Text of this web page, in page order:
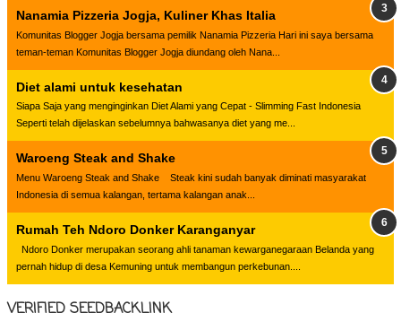
Nanamia Pizzeria Jogja, Kuliner Khas Italia
Komunitas Blogger Jogja bersama pemilik Nanamia Pizzeria Hari ini saya bersama
teman-teman Komunitas Blogger Jogja diundang oleh Nana...
Diet alami untuk kesehatan
Siapa Saja yang menginginkan Diet Alami yang Cepat - Slimming Fast Indonesia
Seperti telah dijelaskan sebelumnya bahwasanya diet yang me...
Waroeng Steak and Shake
Menu Waroeng Steak and Shake Steak kini sudah banyak diminati masyarakat
Indonesia di semua kalangan, tertama kalangan anak...
Rumah Teh Ndoro Donker Karanganyar
Ndoro Donker merupakan seorang ahli tanaman kewarganegaraan Belanda yang
pernah hidup di desa Kemuning untuk membangun perkebunan....